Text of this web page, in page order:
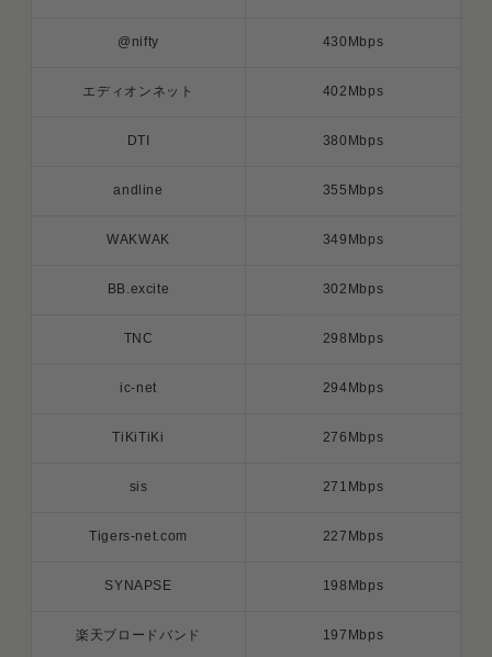
@nifty 430Mbps
エディオンネット 402Mbps
DTI 380Mbps
andline 355Mbps
WAKWAK 349Mbps
BB.excite 302Mbps
TNC 298Mbps
ic-net 294Mbps
TiKiTiKi 276Mbps
sis 271Mbps
Tigers-net.com 227Mbps
SYNAPSE 198Mbps
楽天ブロードバンド 197Mbps